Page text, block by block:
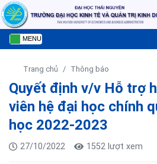
MENU
Trang chủ Thông báo
Quyết định v/v Hỗ trợ
viên hệ đại học chính
học 2022-2023
27/10/2022 1552 lượt xem